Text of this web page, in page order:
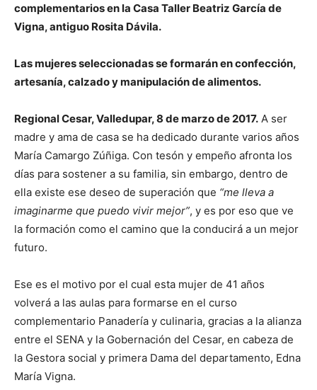
complementarios en la Casa Taller Beatriz García de
Vigna, antiguo Rosita Dávila.
Las mujeres seleccionadas se formarán en confección,
artesanía, calzado y manipulación de alimentos.
Regional Cesar, Valledupar, 8 de marzo de 2017. A ser
madre y ama de casa se ha dedicado durante varios años
María Camargo Zúñiga. Con tesón y empeño afronta los
días para sostener a su familia, sin embargo, dentro de
ella existe ese deseo de superación que “me lleva a
imaginarme que puedo vivir mejor”, y es por eso que ve
la formación como el camino que la conducirá a un mejor
futuro.
Ese es el motivo por el cual esta mujer de 41 años
volverá a las aulas para formarse en el curso
complementario Panadería y culinaria, gracias a la alianza
entre el SENA y la Gobernación del Cesar, en cabeza de
la Gestora social y primera Dama del departamento, Edna
María Vigna.